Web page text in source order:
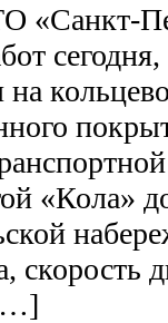
«Кола»
скорость